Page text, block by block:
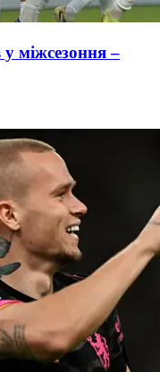
міжсезоння –